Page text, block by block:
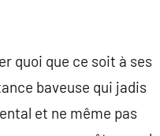
quoi que ce soit à ses
baveuse qui jadis
et ne même pas